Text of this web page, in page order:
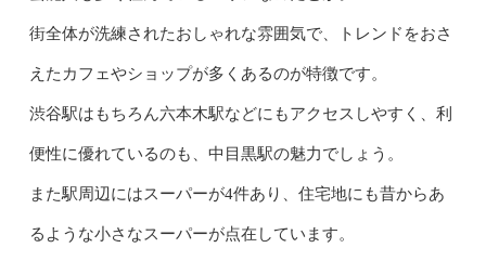
街全体が洗練されたおしゃれな雰囲気で、トレンドをおさ
えたカフェやショップが多くあるのが特徴です。
渋谷駅はもちろん六本木駅などにもアクセスしやすく、利
便性に優れているのも、中目黒駅の魅力でしょう。
また駅周辺にはスーパーが4件あり、住宅地にも昔からあ
るような小さなスーパーが点在しています。